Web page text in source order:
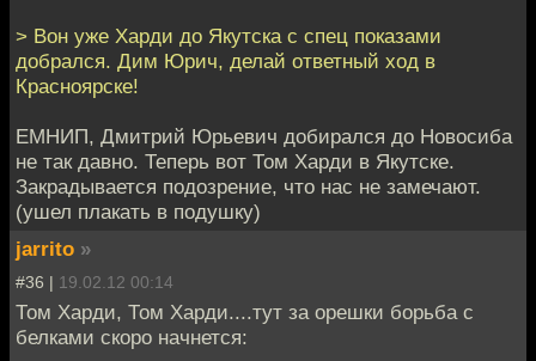
> Вон уже Харди до Якутска с спец показами
добрался. Дим Юрич, делай ответный ход в
Красноярске!
ЕМНИП, Дмитрий Юрьевич добирался до Новосиба
не так давно. Теперь вот Том Харди в Якутске.
Закрадывается подозрение, что нас не замечают.
(ушел плакать в подушку)
jarrito »
#36 | 19.02.12 00:14
Том Харди, Том Харди....тут за орешки борьба с
белками скоро начнется: